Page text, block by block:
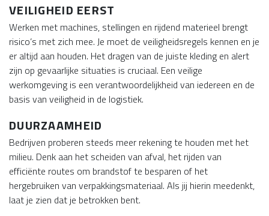
VEILIGHEID EERST
Werken met machines, stellingen en rijdend materieel brengt
risico’s met zich mee. Je moet de veiligheidsregels kennen en je
er altijd aan houden. Het dragen van de juiste kleding en alert
zijn op gevaarlijke situaties is cruciaal. Een veilige
werkomgeving is een verantwoordelijkheid van iedereen en de
basis van veiligheid in de logistiek.
DUURZAAMHEID
Bedrijven proberen steeds meer rekening te houden met het
milieu. Denk aan het scheiden van afval, het rijden van
efficiënte routes om brandstof te besparen of het
hergebruiken van verpakkingsmateriaal. Als jij hierin meedenkt,
laat je zien dat je betrokken bent.